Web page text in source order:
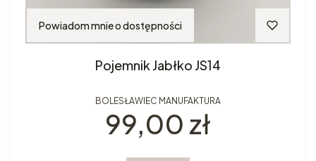
Powiadom mnie o dostępności
Pojemnik Jabłko JS14
BOLESŁAWIEC MANUFAKTURA
Cena
99,00 zł